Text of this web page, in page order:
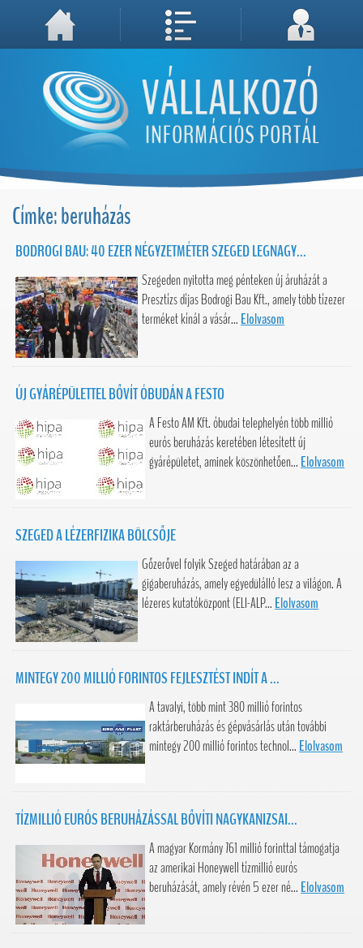
A weboldal használatával Ön elfogadja, hogy Cookie-kat (sütiket) tároljunk számítógépén. A sütik a weboldal megfelelő működéséhez
Megértettem, folytatás...
Címke: beruházás
BODROGI BAU: 40 EZER NÉGYZETMÉTER SZEGED LEGNAGY...
Szegeden nyitotta meg pénteken új áruházát a
Presztízs díjas Bodrogi Bau Kft., amely több tízezer
terméket kínál a vásár... Elolvasom
ÚJ GYÁRÉPÜLETTEL BŐVÍT ÓBUDÁN A FESTO
A Festo AM Kft. óbudai telephelyén több millió
eurós beruházás keretében létesített új
gyárépületet, aminek köszönhetően... Elolvasom
SZEGED A LÉZERFIZIKA BÖLCSŐJE
Gőzerővel folyik Szeged határában az a
gigaberuházás, amely egyedülálló lesz a világon. A
lézeres kutatóközpont (ELI-ALP... Elolvasom
MINTEGY 200 MILLIÓ FORINTOS FEJLESZTÉST INDÍT A ...
A tavalyi, több mint 380 millió forintos
raktárberuházás és gépvásárlás után további
mintegy 200 millió forintos technol... Elolvasom
TÍZMILLIÓ EURÓS BERUHÁZÁSSAL BŐVÍTI NAGYKANIZSAI...
A magyar Kormány 761 millió forinttal támogatja
az amerikai Honeywell tízmillió eurós
beruházását, amely révén 5 ezer né... Elolvasom